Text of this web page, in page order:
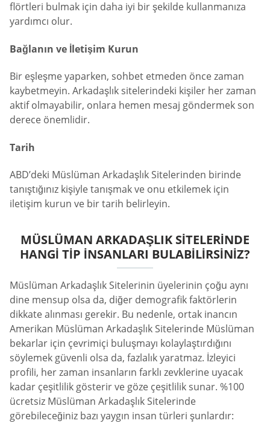
flörtleri bulmak için daha iyi bir şekilde kullanmanıza
yardımcı olur.
Bağlanın ve İletişim Kurun
Bir eşleşme yaparken, sohbet etmeden önce zaman
kaybetmeyin. Arkadaşlık sitelerindeki kişiler her zaman
aktif olmayabilir, onlara hemen mesaj göndermek son
derece önemlidir.
Tarih
ABD’deki Müslüman Arkadaşlık Sitelerinden birinde
tanıştığınız kişiyle tanışmak ve onu etkilemek için
iletişim kurun ve bir tarih belirleyin.
MÜSLÜMAN ARKADAŞLIK SITELERINDE
HANGI TIP İNSANLARI BULABILIRSINIZ?
Müslüman Arkadaşlık Sitelerinin üyelerinin çoğu aynı
dine mensup olsa da, diğer demografik faktörlerin
dikkate alınması gerekir. Bu nedenle, ortak inancın
Amerikan Müslüman Arkadaşlık Sitelerinde Müslüman
bekarlar için çevrimiçi buluşmayı kolaylaştırdığını
söylemek güvenli olsa da, fazlalık yaratmaz. İzleyici
profili, her zaman insanların farklı zevklerine uyacak
kadar çeşitlilik gösterir ve göze çeşitlilik sunar. %100
ücretsiz Müslüman Arkadaşlık Sitelerinde
görebileceğiniz bazı yaygın insan türleri şunlardır: